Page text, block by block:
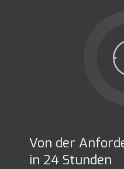
Von der
in 24 Stunden